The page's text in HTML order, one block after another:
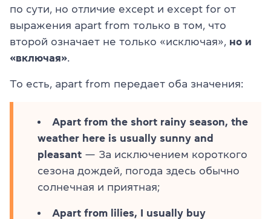
по сути, но отличие except и except for от
выражения apart from только в том, что
второй означает не только «исключая», но и
«включая».
То есть, apart from передает оба значения:
Apart from the short rainy season, the
weather here is usually sunny and
pleasant — За исключением короткого
сезона дождей, погода здесь обычно
солнечная и приятная;
Apart from lilies, I usually buy